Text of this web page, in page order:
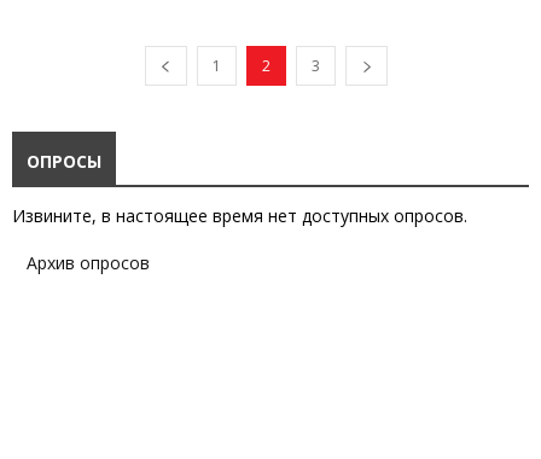
1 2 3
ОПРОСЫ
Извините, в настоящее время нет доступных опросов.
Архив опросов